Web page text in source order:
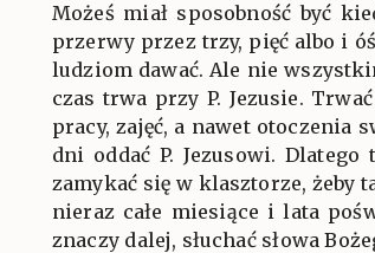
Możeś miał sposobność być
przerwy przez trzy, pięć albo i
ludziom dawać. Ale nie
czas trwa przy P. Jezusie.
pracy, zajęć, a nawet otoczenia
dni oddać P. Jezusowi.
zamykać się w klasztorze, żeby
nieraz całe miesiące i lata
znaczy dalej, słuchać słowa